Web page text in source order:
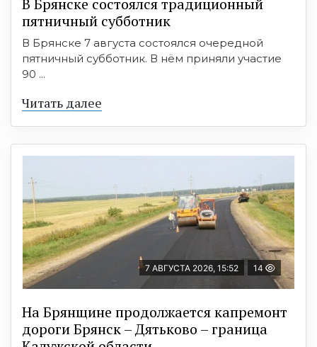
пятничный субботник
В Брянске 7 августа состоялся очередной
пятничный субботник. В нём приняли участие
90 ...
Читать далее
7 АВГУСТА 2026, 15:52 14
На Брянщине продолжается капремонт
дороги Брянск – Дятьково – граница